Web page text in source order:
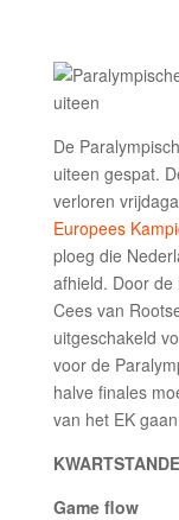
De
uiteen gespat.
verloren
Europees
ploeg die
afhield. Door
Cees van
uitgeschakeld
voor de
halve finales
van het EK
Game flow